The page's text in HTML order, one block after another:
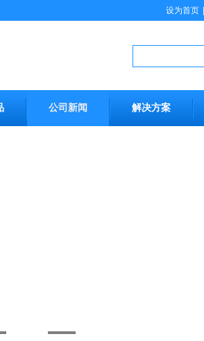
设为首页
公司新闻 解决方案